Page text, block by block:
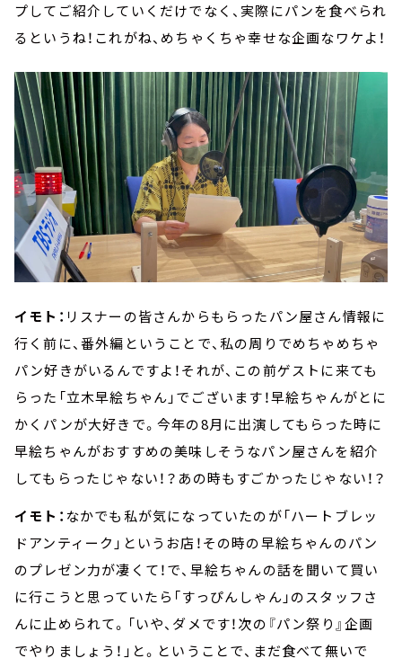
プしてご紹介していくだけでなく、実際にパンを食べられ
るというね！これがね、めちゃくちゃ幸せな企画なワケよ！
イモト： リスナーの皆さんからもらったパン屋さん情報に
行く前に、番外編ということで、私の周りでめちゃめちゃ
パン好きがいるんですよ！それが、この前ゲストに来ても
らった「立木早絵ちゃん」でございます！早絵ちゃんがとに
かくパンが大好きで。今年の8月に出演してもらった時に
早絵ちゃんがおすすめの美味しそうなパン屋さんを紹介
してもらったじゃない！？あの時もすごかったじゃない！？
イモト： なかでも私が気になっていたのが「ハートブレッ
ドアンティーク」というお店！その時の早絵ちゃんのパン
のプレゼン力が凄くて！で、早絵ちゃんの話を聞いて買い
に行こうと思っていたら「すっぴんしゃん」のスタッフさ
んに止められて。「いや、ダメです！次の『パン祭り』企画
でやりましょう！」と。ということで、まだ食べて無いで